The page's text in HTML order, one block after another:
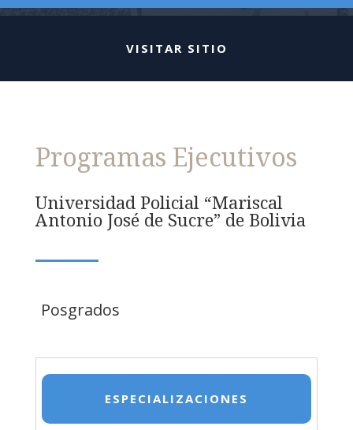
VISITAR SITIO
Programas Ejecutivos
Universidad Policial “Mariscal
Antonio José de Sucre” de Bolivia
Posgrados
ESPECIALIZACIONES